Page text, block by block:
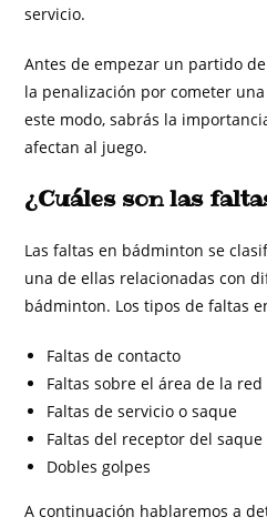
servicio.
Antes de empezar un partido
la penalización por cometer
este modo, sabrás la
afectan al juego.
¿Cuáles son las
Las faltas en bádminton se
una de ellas relacionadas con
bádminton. Los tipos de faltas
Faltas de contacto
Faltas sobre el área de la red
Faltas de servicio o saque
Faltas del receptor del saque
Dobles golpes
A continuación hablaremos a